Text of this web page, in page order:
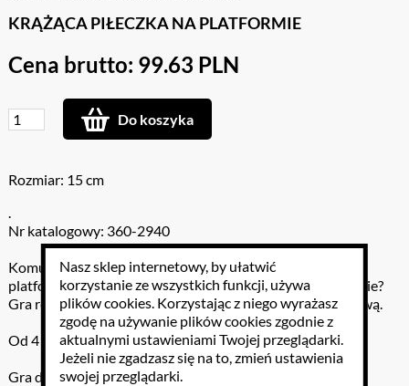
KRĄŻĄCA PIŁECZKA NA PLATFORMIE
Cena brutto: 99.63 PLN
Do koszyka
Rozmiar: 15 cm
.
Nr katalogowy: 360-2940
Komu uda się wykonać okrążenie piłeczki po obwodzie
platformy? Komu uda się to dwa razy, a piłeczka nie spadnie?
Gra rozwija koncentrację i koordynację wzrokowo-ruchową.
Od 4 lat
Gra dla 1-2 dzieci
Nasz sklep internetowy, by ułatwić
korzystanie ze wszystkich funkcji, używa
plików cookies. Korzystając z niego wyrażasz
zgodę na używanie plików cookies zgodnie z
aktualnymi ustawieniami Twojej przeglądarki.
Jeżeli nie zgadzasz się na to, zmień ustawienia
swojej przeglądarki.